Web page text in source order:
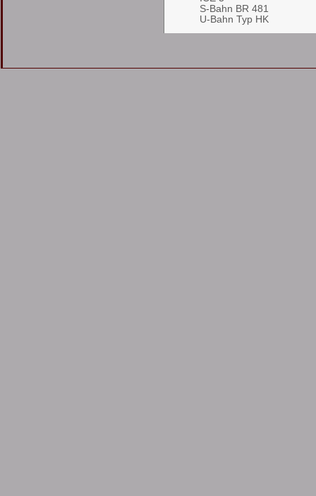
S-Bahn BR 481
U-Bahn Typ HK